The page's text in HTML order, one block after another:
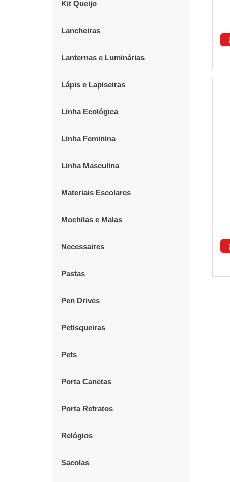
Kit Queijo
Lancheiras
Lanternas e Luminárias
Lápis e Lapiseiras
Linha Ecológica
Linha Feminina
Linha Masculina
Materiais Escolares
Mochilas e Malas
Necessaires
Pastas
Pen Drives
Petisqueiras
Pets
Porta Canetas
Porta Retratos
Relógios
Sacolas